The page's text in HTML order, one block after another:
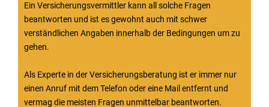
Ein Versicherungsvermittler kann all solche Fragen
beantworten und ist es gewohnt auch mit schwer
verständlichen Angaben innerhalb der Bedingungen um zu
gehen.
Als Experte in der Versicherungsberatung ist er immer nur
einen Anruf mit dem Telefon oder eine Mail entfernt und
vermag die meisten Fragen unmittelbar beantworten.